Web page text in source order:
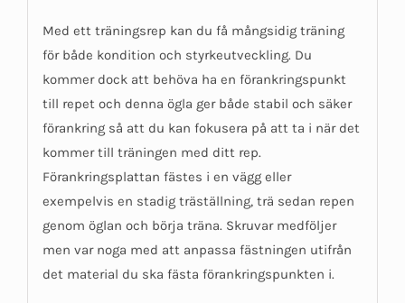
Med ett träningsrep kan du få mångsidig träning
för både kondition och styrkeutveckling. Du
kommer dock att behöva ha en förankringspunkt
till repet och denna ögla ger både stabil och säker
förankring så att du kan fokusera på att ta i när det
kommer till träningen med ditt rep.
Förankringsplattan fästes i en vägg eller
exempelvis en stadig träställning, trä sedan repen
genom öglan och börja träna. Skruvar medföljer
men var noga med att anpassa fästningen utifrån
det material du ska fästa förankringspunkten i.